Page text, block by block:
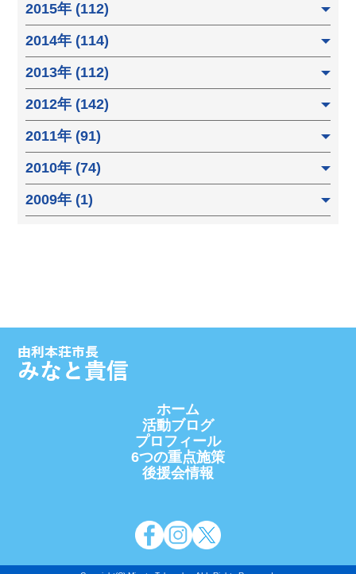
2015年 (112)
2014年 (114)
2013年 (112)
2012年 (142)
2011年 (91)
2010年 (74)
2009年 (1)
ホーム
活動ブログ
プロフィール
6つの重点施策
後援会情報